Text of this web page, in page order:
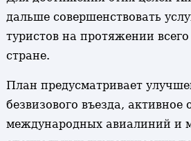
дальше совершенствовать
туристов на протяжении
стране.
План предусматривает
безвизового въезда, активное
международных авиалиний и